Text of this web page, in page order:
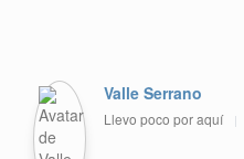
Valle Serrano
Llevo poco por aquí